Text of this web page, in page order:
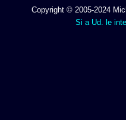
Copyright © 2005-2024
Si a Ud. le